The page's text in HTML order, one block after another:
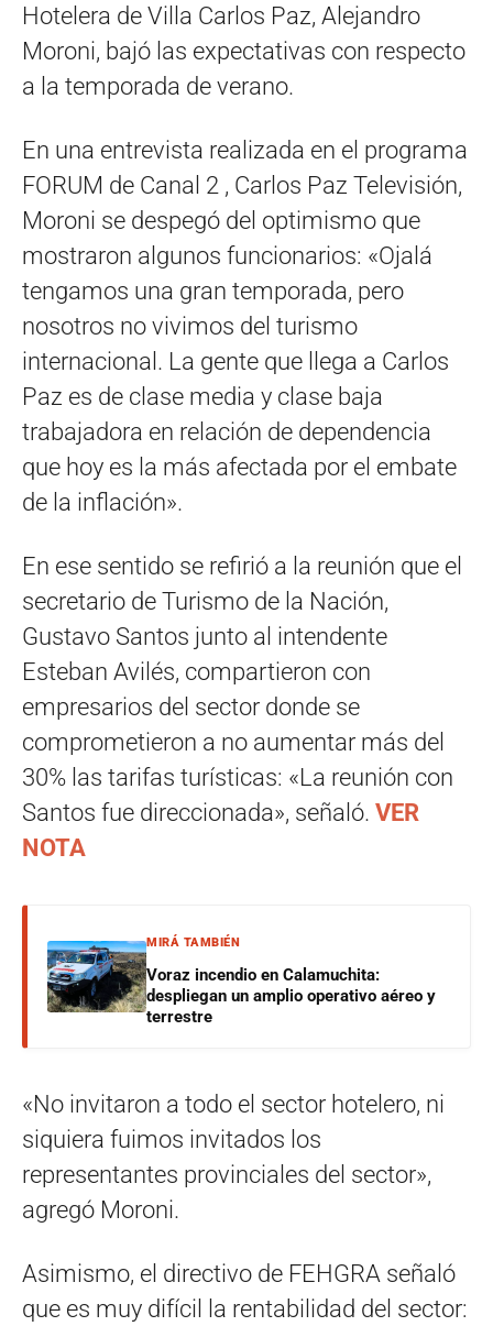
Hotelera de Villa Carlos Paz, Alejandro
Moroni, bajó las expectativas con respecto
a la temporada de verano.
En una entrevista realizada en el programa
FORUM de Canal 2 , Carlos Paz Televisión,
Moroni se despegó del optimismo que
mostraron algunos funcionarios: «Ojalá
tengamos una gran temporada, pero
nosotros no vivimos del turismo
internacional. La gente que llega a Carlos
Paz es de clase media y clase baja
trabajadora en relación de dependencia
que hoy es la más afectada por el embate
de la inflación».
En ese sentido se refirió a la reunión que el
secretario de Turismo de la Nación,
Gustavo Santos junto al intendente
Esteban Avilés, compartieron con
empresarios del sector donde se
comprometieron a no aumentar más del
30% las tarifas turísticas: «La reunión con
Santos fue direccionada», señaló. VER
NOTA
MIRÁ TAMBIÉN
Voraz incendio en Calamuchita:
despliegan un amplio operativo aéreo y
terrestre
«No invitaron a todo el sector hotelero, ni
siquiera fuimos invitados los
representantes provinciales del sector»,
agregó Moroni.
Asimismo, el directivo de FEHGRA señaló
que es muy difícil la rentabilidad del sector: